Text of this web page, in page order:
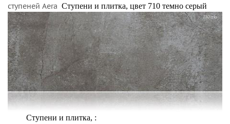
ступеней Aera Ступени и плитка, цвет 710 темно серый
Ступени и плитка, :